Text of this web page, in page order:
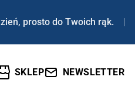
prosto do Twoich rąk. |
SKLEP NEWSLETTER